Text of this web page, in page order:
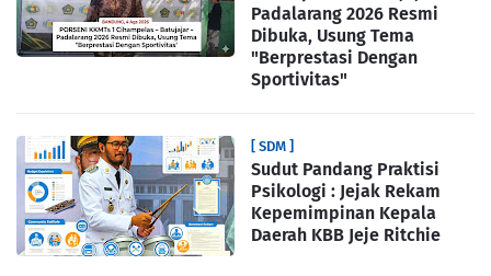
Padalarang 2026 Resmi
Dibuka, Usung Tema
"Berprestasi Dengan
Sportivitas"
[ SDM ]
Sudut Pandang Praktisi
Psikologi : Jejak Rekam
Kepemimpinan Kepala
Daerah KBB Jeje Ritchie